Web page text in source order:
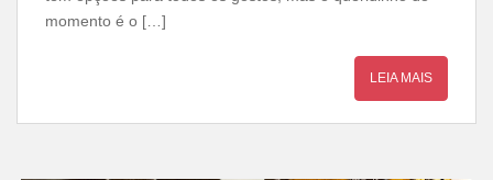
momento é o […]
LEIA MAIS